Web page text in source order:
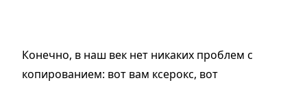
Конечно, в наш век нет никаких проблем с
копированием: вот вам ксерокс, вот